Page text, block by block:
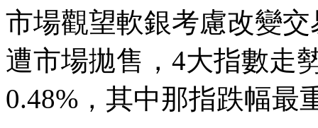
市場觀望軟銀考慮改變
遭市場拋售，4大指數走
0.48%，其中那指跌幅最